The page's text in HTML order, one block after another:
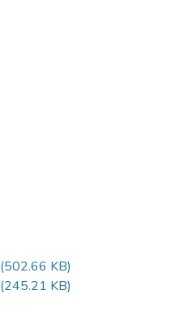
(502.66 KB)
(245.21 KB)